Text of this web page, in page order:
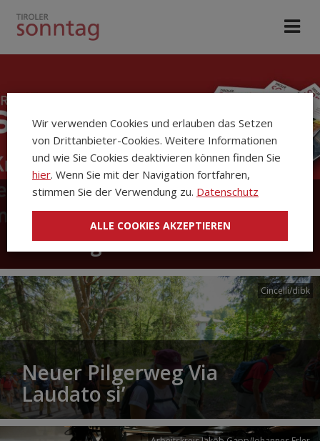
Die Kirchenzeitung Tiroler
Sonntag
Cincelli/dibk
Neuer Pilgerweg Via
Laudato si’
Wir verwenden Cookies und erlauben das Setzen
von Drittanbieter-Cookies. Weitere Informationen
und wie Sie Cookies deaktivieren können finden Sie
hier. Wenn Sie mit der Navigation fortfahren,
stimmen Sie der Verwendung zu. Datenschutz
ALLE COOKIES AKZEPTIEREN